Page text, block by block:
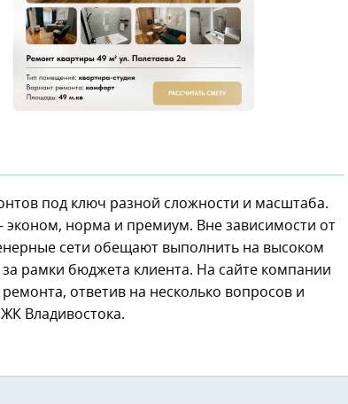
под ключ разной сложности и масштаба.
норма и премиум. Вне зависимости от
сети обещают выполнить на высоком
рамки бюджета клиента. На сайте компании
ответив на несколько вопросов и
Владивостока.